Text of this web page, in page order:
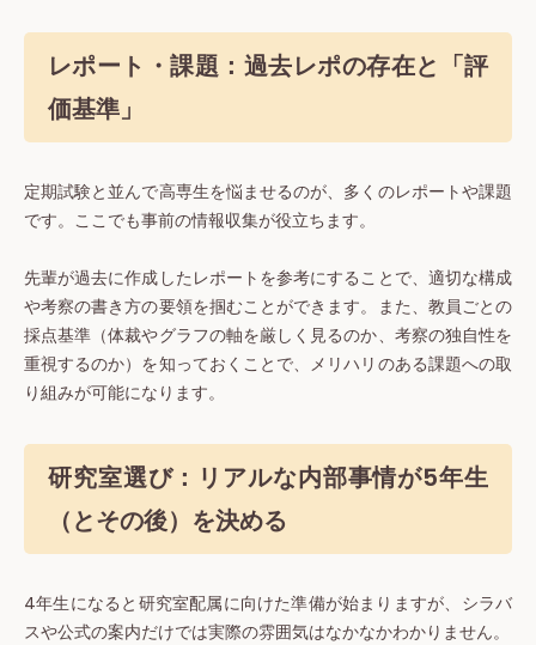
レポート・課題：過去レポの存在と「評
価基準」
定期試験と並んで高専生を悩ませるのが、多くのレポートや課題
です。ここでも事前の情報収集が役立ちます。
先輩が過去に作成したレポートを参考にすることで、適切な構成
や考察の書き方の要領を掴むことができます。また、教員ごとの
採点基準（体裁やグラフの軸を厳しく見るのか、考察の独自性を
重視するのか）を知っておくことで、メリハリのある課題への取
り組みが可能になります。
研究室選び：リアルな内部事情が5年生
（とその後）を決める
4年生になると研究室配属に向けた準備が始まりますが、シラバ
スや公式の案内だけでは実際の雰囲気はなかなかわかりません。